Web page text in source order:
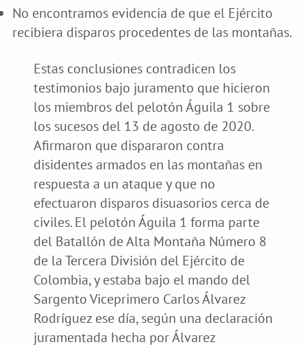
No encontramos evidencia de que el Ejército
recibiera disparos procedentes de las montañas.
Estas conclusiones contradicen los
testimonios bajo juramento que hicieron
los miembros del pelotón Águila 1 sobre
los sucesos del 13 de agosto de 2020.
Afirmaron que dispararon contra
disidentes armados en las montañas en
respuesta a un ataque y que no
efectuaron disparos disuasorios cerca de
civiles. El pelotón Águila 1 forma parte
del Batallón de Alta Montaña Número 8
de la Tercera División del Ejército de
Colombia, y estaba bajo el mando del
Sargento Viceprimero Carlos Álvarez
Rodríguez ese día, según una declaración
juramentada hecha por Álvarez